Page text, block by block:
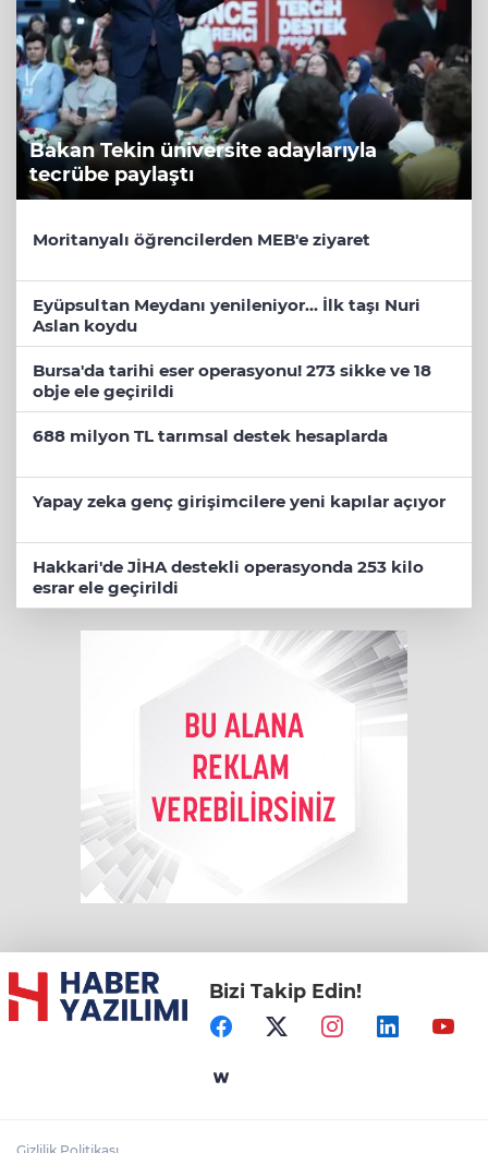
Bakan Tekin üniversite adaylarıyla
tecrübe paylaştı
Moritanyalı öğrencilerden MEB'e ziyaret
Eyüpsultan Meydanı yenileniyor... İlk taşı Nuri
Aslan koydu
Bursa'da tarihi eser operasyonu! 273 sikke ve 18
obje ele geçirildi
688 milyon TL tarımsal destek hesaplarda
Yapay zeka genç girişimcilere yeni kapılar açıyor
Hakkari'de JİHA destekli operasyonda 253 kilo
esrar ele geçirildi
Bizi Takip Edin!